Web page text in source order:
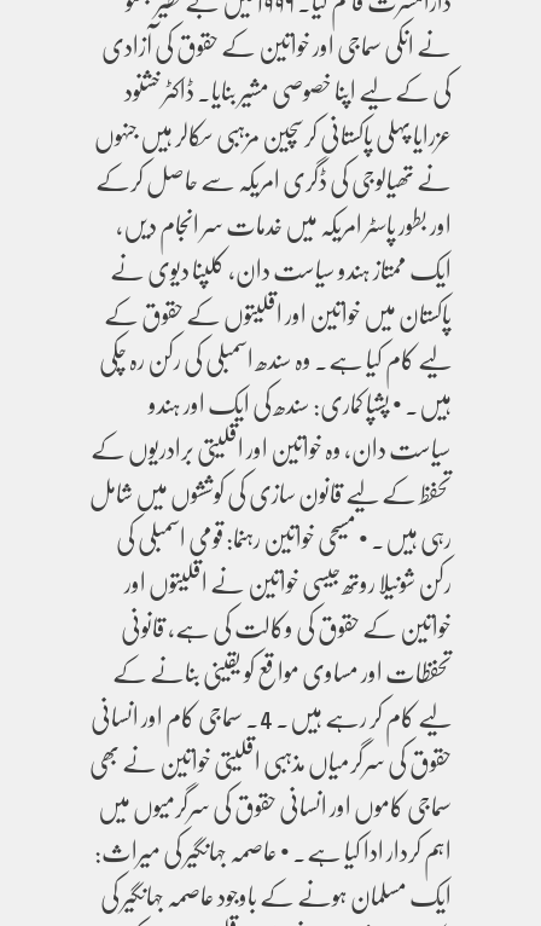
نے انکی سماجی اور خواتین کے حقوق کی آزادی
کی کے لیے اپنا خصوصی مشیر بنایا۔ ڈاکٹر خشنود
عزرایا پہلی پاکستانی کرسچین مزہبی سکالر ہیں جنہوں
نے تھیالوجی کی ڈگری امریکہ سے حاصل کرکے
اور بطور پاسٹر امریکہ میں خدمات سر انجام دیں،
ایک ممتاز ہندو سیاست دان، کلپنا دیوی نے
پاکستان میں خواتین اور اقلیتوں کے حقوق کے
لیے کام کیا ہے۔ وہ سندھ اسمبلی کی رکن رہ چکی
ہیں۔ • پشپا کماری: سندھ کی ایک اور ہندو
سیاست دان، وہ خواتین اور اقلیتی برادریوں کے
تحفظ کے لیے قانون سازی کی کوششوں میں شامل
رہی ہیں۔ • مسیحی خواتین رہنما: قومی اسمبلی کی
رکن شونیلا روتھ جیسی خواتین نے اقلیتوں اور
خواتین کے حقوق کی وکالت کی ہے، قانونی
تحفظات اور مساوی مواقع کو یقینی بنانے کے
لیے کام کر رہے ہیں۔ 4. سماجی کام اور انسانی
حقوق کی سرگرمیاں مذہبی اقلیتی خواتین نے بھی
سماجی کاموں اور انسانی حقوق کی سرگرمیوں میں
اہم کردار ادا کیا ہے۔ • عاصمہ جہانگیر کی میراث:
ایک مسلمان ہونے کے باوجود عاصمہ جہانگیر کی